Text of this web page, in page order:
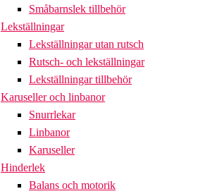
Småbarnslek tillbehör
Lekställningar
Lekställningar utan rutsch
Rutsch- och lekställningar
Lekställningar tillbehör
Karuseller och linbanor
Snurrlekar
Linbanor
Karuseller
Hinderlek
Balans och motorik